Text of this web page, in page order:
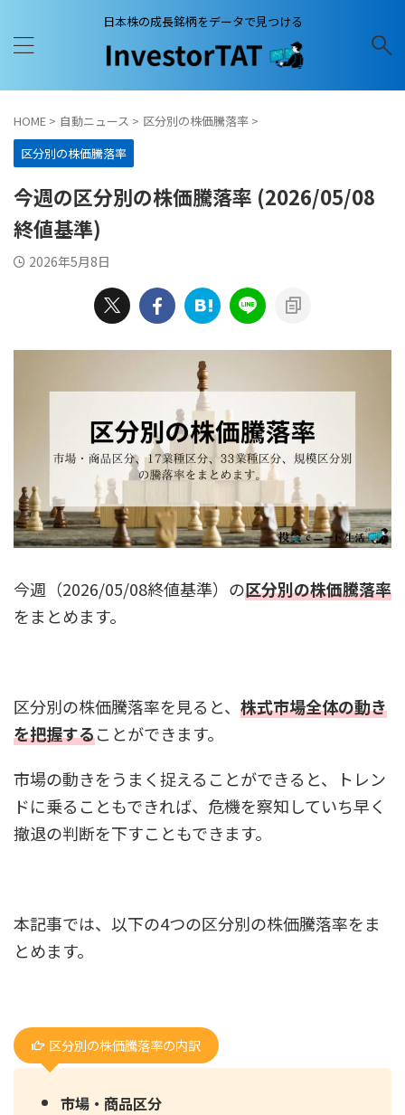
日本株の成長銘柄をデータで見つける
HOME > 自動ニュース > 区分別の株価騰落率 >
区分別の株価騰落率
今週の区分別の株価騰落率 (2026/05/08
終値基準)
2026年5月8日
今週（2026/05/08終値基準）の区分別の株価騰落率
をまとめます。
区分別の株価騰落率を見ると、 株式市場全体の動き
を把握することができます。
市場の動きをうまく捉えることができると、トレン
ドに乗ることもできれば、危機を察知していち早く
撤退の判断を下すこともできます。
本記事では、以下の4つの区分別の株価騰落率をま
とめます。
区分別の株価騰落率の内訳
市場・商品区分